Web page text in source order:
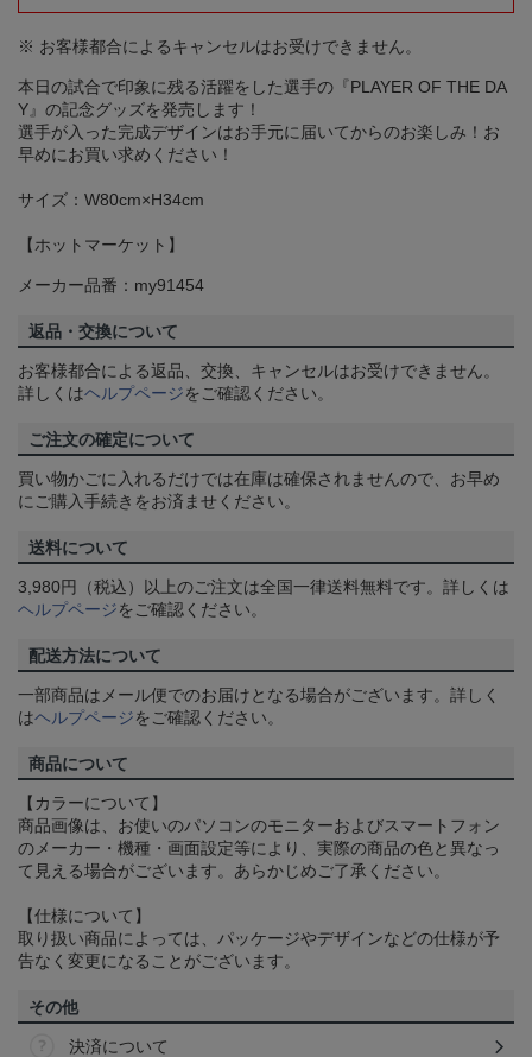
※ お客様都合によるキャンセルはお受けできません。
本日の試合で印象に残る活躍をした選手の『PLAYER OF THE DA
Y』の記念グッズを発売します！
選手が入った完成デザインはお手元に届いてからのお楽しみ！お
早めにお買い求めください！
サイズ：W80cm×H34cm
【ホットマーケット】
メーカー品番：my91454
返品・交換について
お客様都合による返品、交換、キャンセルはお受けできません。
詳しくはヘルプページをご確認ください。
ご注文の確定について
買い物かごに入れるだけでは在庫は確保されませんので、お早め
にご購入手続きをお済ませください。
送料について
3,980円（税込）以上のご注文は全国一律送料無料です。詳しくは
ヘルプページをご確認ください。
配送方法について
一部商品はメール便でのお届けとなる場合がございます。詳しく
はヘルプページをご確認ください。
商品について
【カラーについて】
商品画像は、お使いのパソコンのモニターおよびスマートフォン
のメーカー・機種・画面設定等により、実際の商品の色と異なっ
て見える場合がございます。あらかじめご了承ください。
【仕様について】
取り扱い商品によっては、パッケージやデザインなどの仕様が予
告なく変更になることがございます。
その他
決済について